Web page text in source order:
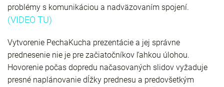
problémy s komunikáciou a nadväzovaním spojení.
(VIDEO TU)
Vytvorenie PechaKucha prezentácie a jej správne
prednesenie nie je pre začiatočníkov ľahkou úlohou.
Hovorenie počas dopredu načasovaných slidov vyžaduje
presné naplánovanie dĺžky prednesu a predovšetkým